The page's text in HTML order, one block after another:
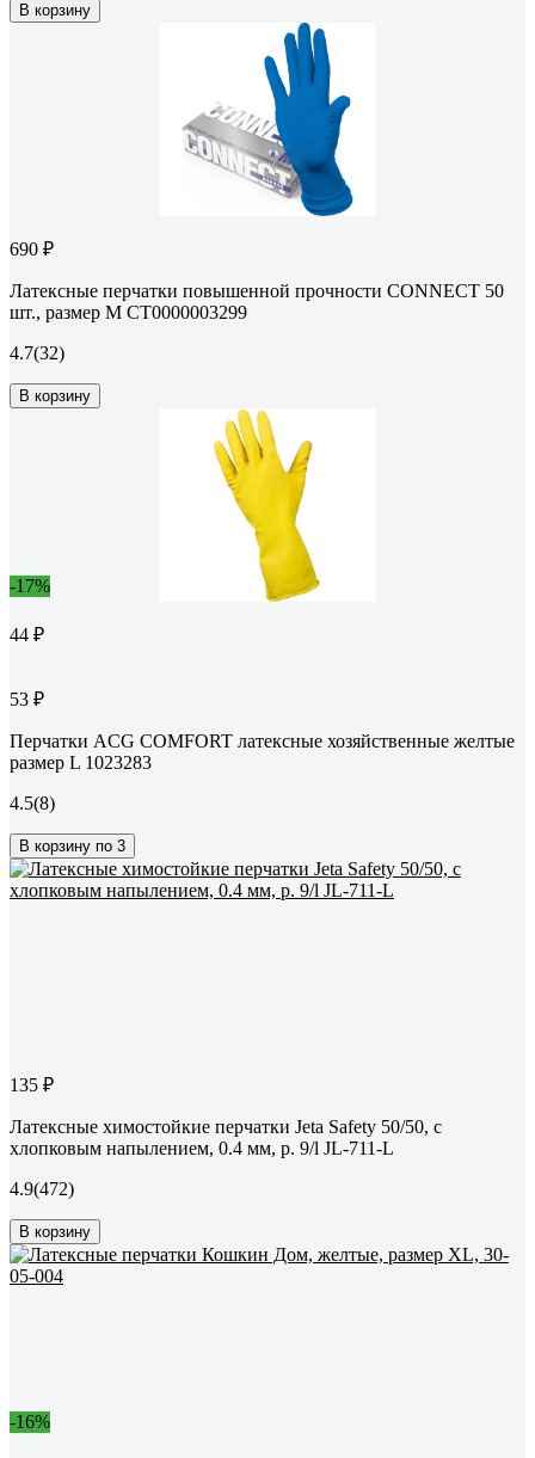
В корзину
690 ₽
Латексные перчатки повышенной прочности CONNECT 50
шт., размер M CТ0000003299
4.7(32)
В корзину
-17%
44 ₽
53 ₽
Перчатки ACG COMFORT латексные хозяйственные желтые
размер L 1023283
4.5(8)
В корзину по 3
135 ₽
Латексные химостойкие перчатки Jeta Safety 50/50, с
хлопковым напылением, 0.4 мм, р. 9/l JL-711-L
4.9(472)
В корзину
-16%